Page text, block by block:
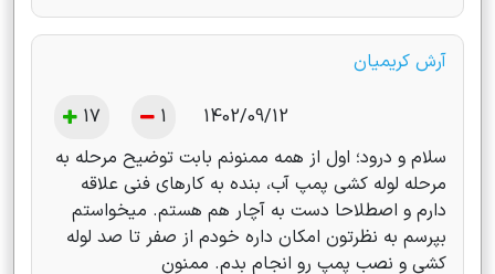
آرش کریمیان
1402/09/12
1
17
سلام و درود؛ اول از همه ممنونم بابت توضیح مرحله به
مرحله لوله کشی پمپ آب، بنده به کارهای فنی علاقه
دارم و اصطلاحا دست به آچار هم هستم. میخواستم
بپرسم به نظرتون امکان داره خودم از صفر تا صد لوله
کشی و نصب پمپ رو انجام بدم. ممنون